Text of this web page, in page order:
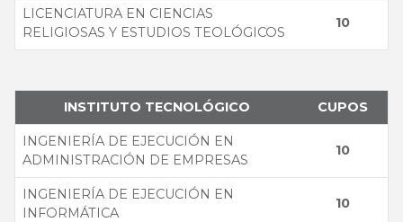
LICENCIATURA EN CIENCIAS
RELIGIOSAS Y ESTUDIOS TEOLÓGICOS
10
INSTITUTO TECNOLÓGICO CUPOS
INGENIERÍA DE EJECUCIÓN EN
ADMINISTRACIÓN DE EMPRESAS
10
INGENIERÍA DE EJECUCIÓN EN
INFORMÁTICA
10